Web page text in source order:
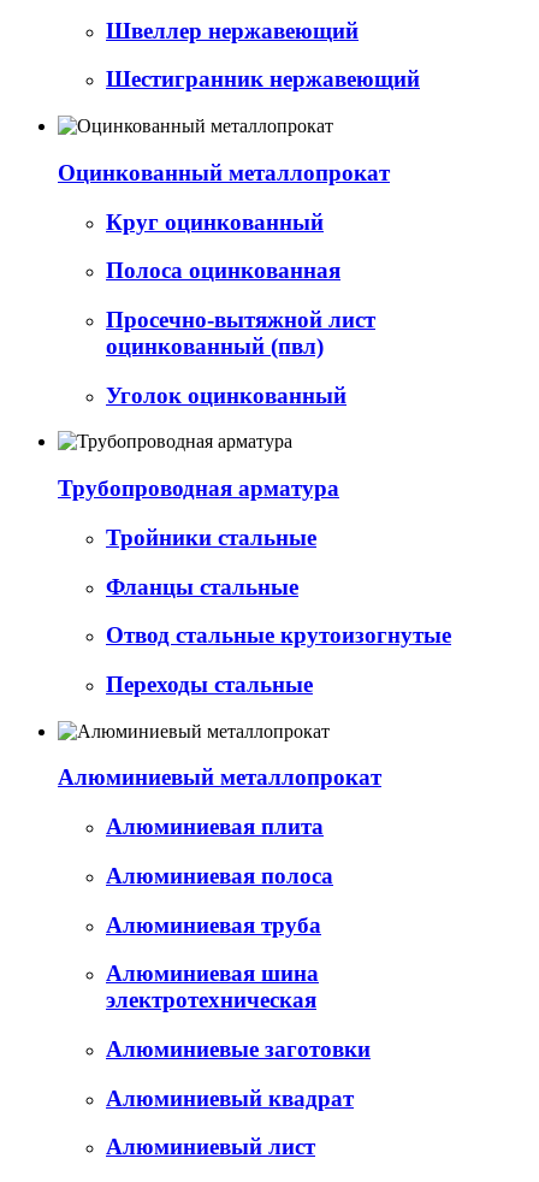
Швеллер нержавеющий
Шестигранник нержавеющий
Оцинкованный металлопрокат
Круг оцинкованный
Полоса оцинкованная
Просечно-вытяжной лист
оцинкованный (пвл)
Уголок оцинкованный
Трубопроводная арматура
Тройники стальные
Фланцы стальные
Отвод стальные крутоизогнутые
Переходы стальные
Алюминиевый металлопрокат
Алюминиевая плита
Алюминиевая полоса
Алюминиевая труба
Алюминиевая шина
электротехническая
Алюминиевые заготовки
Алюминиевый квадрат
Алюминиевый лист